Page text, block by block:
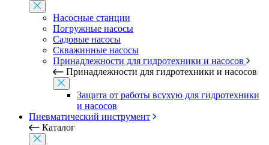
Насосные станции
Погружные насосы
Садовые насосы
Скважинные насосы
Принадлежности для гидротехники и насосов
Принадлежности для гидротехники и насосов
Защита от работы всухую для гидротехники
и насосов
Пневматический инструмент
Каталог